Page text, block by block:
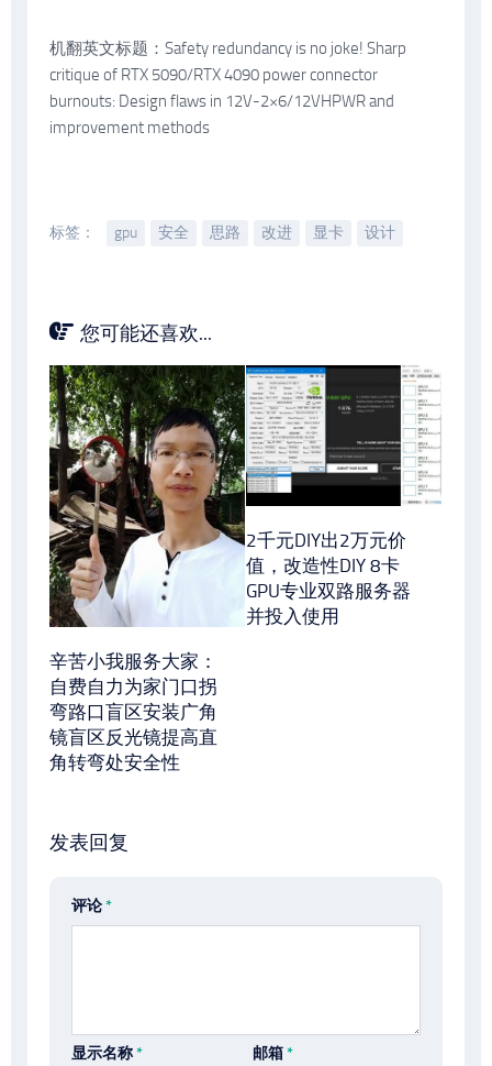
机翻英文标题：Safety redundancy is no joke! Sharp
critique of RTX 5090/RTX 4090 power connector
burnouts: Design flaws in 12V-2×6/12VHPWR and
improvement methods
标签： gpu 安全 思路 改进 显卡 设计
您可能还喜欢...
辛苦小我服务大家：
自费自力为家门口拐
弯路口盲区安装广角
镜盲区反光镜提高直
角转弯处安全性
2千元DIY出2万元价
值，改造性DIY 8卡
GPU专业双路服务器
并投入使用
发表回复
评论*
显示名称* 邮箱*